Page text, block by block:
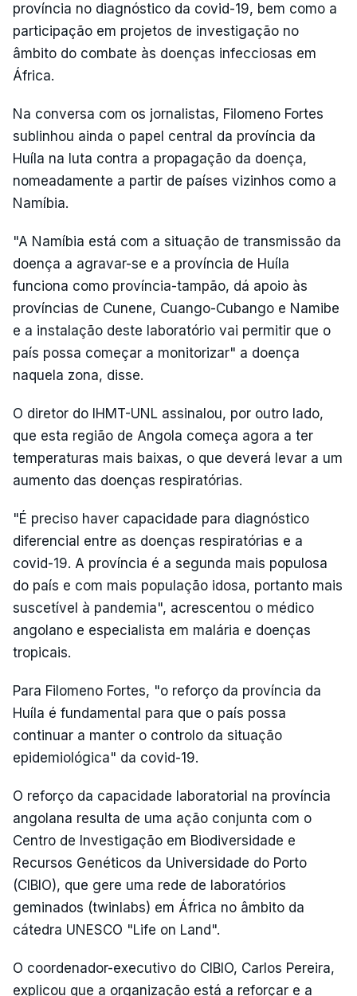
província no diagnóstico da covid-19, bem como a
participação em projetos de investigação no
âmbito do combate às doenças infecciosas em
África.
Na conversa com os jornalistas, Filomeno Fortes
sublinhou ainda o papel central da província da
Huíla na luta contra a propagação da doença,
nomeadamente a partir de países vizinhos como a
Namíbia.
"A Namíbia está com a situação de transmissão da
doença a agravar-se e a província de Huíla
funciona como província-tampão, dá apoio às
províncias de Cunene, Cuango-Cubango e Namibe
e a instalação deste laboratório vai permitir que o
país possa começar a monitorizar" a doença
naquela zona, disse.
O diretor do IHMT-UNL assinalou, por outro lado,
que esta região de Angola começa agora a ter
temperaturas mais baixas, o que deverá levar a um
aumento das doenças respiratórias.
"É preciso haver capacidade para diagnóstico
diferencial entre as doenças respiratórias e a
covid-19. A província é a segunda mais populosa
do país e com mais população idosa, portanto mais
suscetível à pandemia", acrescentou o médico
angolano e especialista em malária e doenças
tropicais.
Para Filomeno Fortes, "o reforço da província da
Huíla é fundamental para que o país possa
continuar a manter o controlo da situação
epidemiológica" da covid-19.
O reforço da capacidade laboratorial na província
angolana resulta de uma ação conjunta com o
Centro de Investigação em Biodiversidade e
Recursos Genéticos da Universidade do Porto
(CIBIO), que gere uma rede de laboratórios
geminados (twinlabs) em África no âmbito da
cátedra UNESCO "Life on Land".
O coordenador-executivo do CIBIO, Carlos Pereira,
explicou que a organização está a reforçar e a